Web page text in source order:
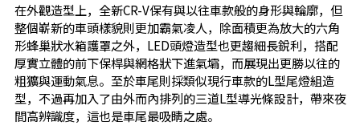
在外觀造型上，全新CR-V保有與以往車款般的身形與輪廓，但
整個嶄新的車頭樣貌則更加霸氣凌人，除面積更為放大的六角
形蜂巢狀水箱護罩之外，LED頭燈造型也更趨細長銳利，搭配
厚實立體的前下保桿與網格狀下進氣壩，而展現出更勝以往的
粗獷與運動氣息。至於車尾則採類似現行車款的L型尾燈組造
型，不過再加入了由外而內排列的三道L型導光條設計，帶來夜
間高辨識度，這也是車尾最吸睛之處。